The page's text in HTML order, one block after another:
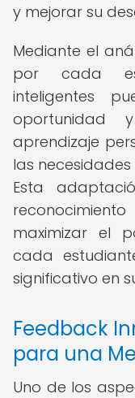
y mejorar su
Mediante el
por cada
inteligentes
oportunidad
aprendizaje
las
Esta
maximizar el
cada
significativo en
Feedback
para una
Uno de los